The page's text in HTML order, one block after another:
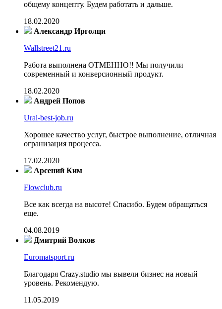
общему концепту. Будем работать и дальше.
18.02.2020
Александр Ирголци
Wallstreet21.ru
Работа выполнена ОТМЕННО!! Мы получили
современный и конверсионный продукт.
18.02.2020
Андрей Попов
Ural-best-job.ru
Хорошее качество услуг, быстрое выполнение, отличная
огранизация процесса.
17.02.2020
Арсений Ким
Flowclub.ru
Все как всегда на высоте! Спасибо. Будем обращаться
еще.
04.08.2019
Дмитрий Волков
Euromatsport.ru
Благодаря Crazy.studio мы вывели бизнес на новый
уровень. Рекомендую.
11.05.2019